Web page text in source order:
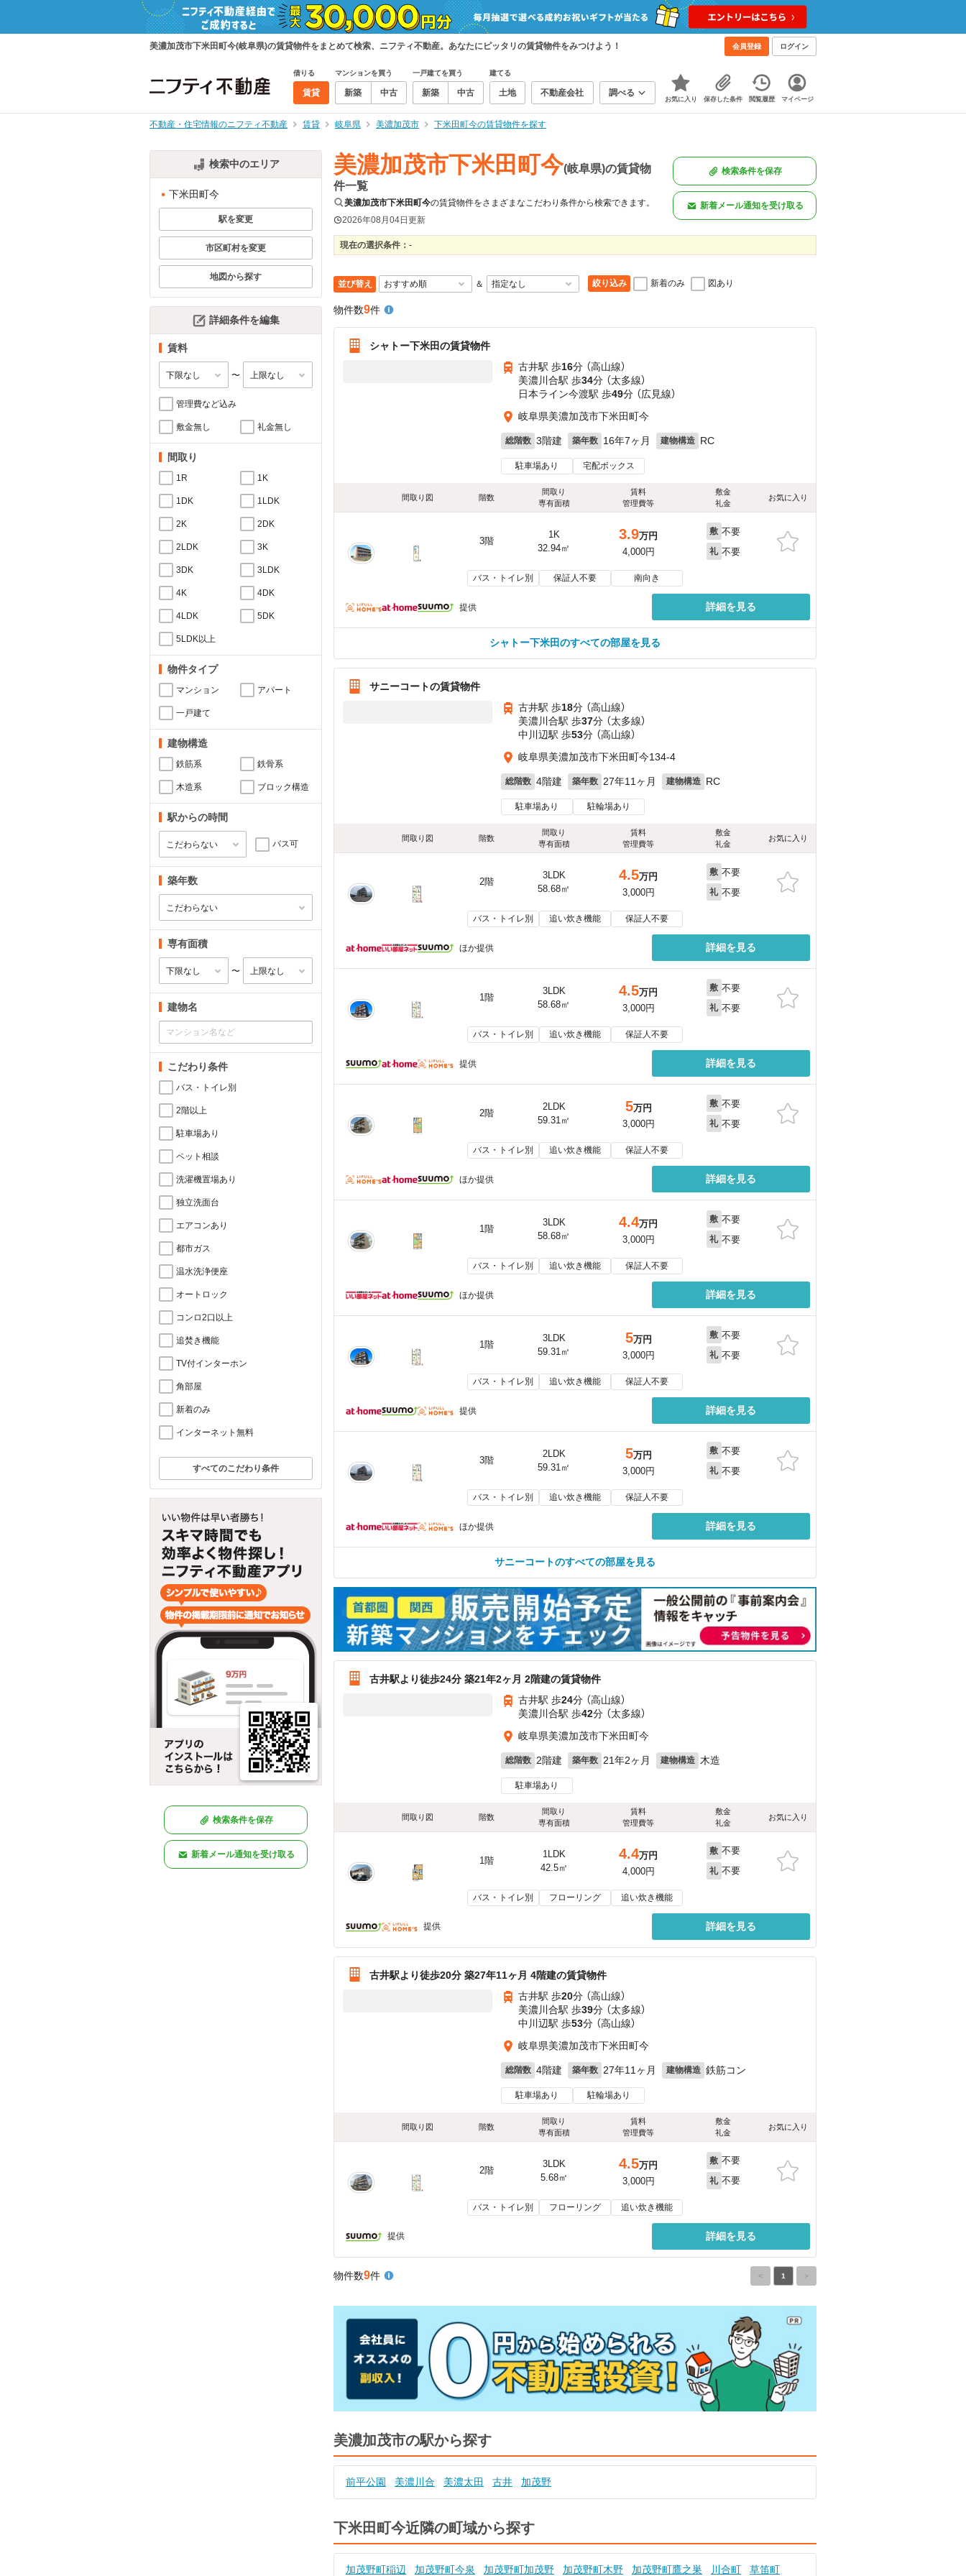
美濃加茂市下米田町今(岐阜県)の賃貸物件をまとめて検索、ニフティ不動産。あなたにピッタリの賃貸物件をみつけよう！ 会員登録 ログイン
借りる
賃貸
マンションを買う
新築 中古
一戸建てを買う
新築 中古
建てる
土地 不動産会社 調べる
お気に入り 保存した条件 閲覧履歴 マイページ
不動産・住宅情報のニフティ不動産 賃貸 岐阜県 美濃加茂市 下米田町今の賃貸物件を探す
検索中のエリア
下米田町今
駅を変更
市区町村を変更
地図から探す
詳細条件を編集
賃料
〜
管理費など込み
敷金無し 礼金無し
間取り
1R 1K
1DK 1LDK
2K 2DK
2LDK 3K
3DK 3LDK
4K 4DK
4LDK 5DK
5LDK以上
物件タイプ
マンション アパート
一戸建て
建物構造
鉄筋系 鉄骨系
木造系 ブロック構造
駅からの時間
バス可
築年数
専有面積
〜
建物名
こだわり条件
バス・トイレ別
2階以上
駐車場あり
ペット相談
洗濯機置場あり
独立洗面台
エアコンあり
都市ガス
温水洗浄便座
オートロック
コンロ2口以上
追焚き機能
TV付インターホン
角部屋
新着のみ
インターネット無料
すべてのこだわり条件
検索条件を保存
新着メール通知を受け取る
美濃加茂市下米田町今(岐阜県)の賃貸物
件一覧
美濃加茂市下米田町今の賃貸物件をさまざまなこだわり条件から検索できます。
2026年08月04日更新
検索条件を保存
新着メール通知を受け取る
現在の選択条件： -
並び替え ＆ 絞り込み 新着のみ 図あり
物件数9件
シャトー下米田の賃貸物件
古井駅 歩16分 （高山線）
美濃川合駅 歩34分 （太多線）
日本ライン今渡駅 歩49分 （広見線）
岐阜県美濃加茂市下米田町今
総階数 3階建 築年数 16年7ヶ月 建物構造 RC
駐車場あり 宅配ボックス
間取り図 階数
間取り
専有面積
賃料
管理費等
敷金
礼金
お気に入り
3階
1K
32.94㎡
3.9万円
4,000円
敷 不要
礼 不要
バス・トイレ別 保証人不要 南向き
提供 詳細を見る
シャトー下米田のすべての部屋を見る
サニーコートの賃貸物件
古井駅 歩18分 （高山線）
美濃川合駅 歩37分 （太多線）
中川辺駅 歩53分 （高山線）
岐阜県美濃加茂市下米田町今134-4
総階数 4階建 築年数 27年11ヶ月 建物構造 RC
駐車場あり 駐輪場あり
間取り図 階数
間取り
専有面積
賃料
管理費等
敷金
礼金
お気に入り
2階
3LDK
58.68㎡
4.5万円
3,000円
敷 不要
礼 不要
バス・トイレ別 追い炊き機能 保証人不要
ほか提供 詳細を見る
1階
3LDK
58.68㎡
4.5万円
3,000円
敷 不要
礼 不要
バス・トイレ別 追い炊き機能 保証人不要
提供 詳細を見る
2階
2LDK
59.31㎡
5万円
3,000円
敷 不要
礼 不要
バス・トイレ別 追い炊き機能 保証人不要
ほか提供 詳細を見る
1階
3LDK
58.68㎡
4.4万円
3,000円
敷 不要
礼 不要
バス・トイレ別 追い炊き機能 保証人不要
ほか提供 詳細を見る
1階
3LDK
59.31㎡
5万円
3,000円
敷 不要
礼 不要
バス・トイレ別 追い炊き機能 保証人不要
提供 詳細を見る
3階
2LDK
59.31㎡
5万円
3,000円
敷 不要
礼 不要
バス・トイレ別 追い炊き機能 保証人不要
ほか提供 詳細を見る
サニーコートのすべての部屋を見る
古井駅より徒歩24分 築21年2ヶ月 2階建の賃貸物件
古井駅 歩24分 （高山線）
美濃川合駅 歩42分 （太多線）
岐阜県美濃加茂市下米田町今
総階数 2階建 築年数 21年2ヶ月 建物構造 木造
駐車場あり
間取り図 階数
間取り
専有面積
賃料
管理費等
敷金
礼金
お気に入り
1階
1LDK
42.5㎡
4.4万円
4,000円
敷 不要
礼 不要
バス・トイレ別 フローリング 追い炊き機能
提供 詳細を見る
古井駅より徒歩20分 築27年11ヶ月 4階建の賃貸物件
古井駅 歩20分 （高山線）
美濃川合駅 歩39分 （太多線）
中川辺駅 歩53分 （高山線）
岐阜県美濃加茂市下米田町今
総階数 4階建 築年数 27年11ヶ月 建物構造 鉄筋コン
駐車場あり 駐輪場あり
間取り図 階数
間取り
専有面積
賃料
管理費等
敷金
礼金
お気に入り
2階
3LDK
5.68㎡
4.5万円
3,000円
敷 不要
礼 不要
バス・トイレ別 フローリング 追い炊き機能
提供 詳細を見る
物件数9件 < 1 >
美濃加茂市の駅から探す
前平公園 美濃川合 美濃太田 古井 加茂野
下米田町今近隣の町域から探す
加茂野町稲辺 加茂野町今泉 加茂野町加茂野 加茂野町木野 加茂野町鷹之巣 川合町 草笛町